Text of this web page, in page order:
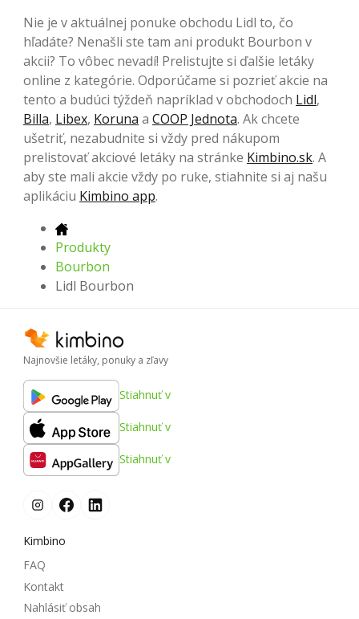
Nie je v aktuálnej ponuke obchodu Lidl to, čo
hľadáte? Nenašli ste tam ani produkt Bourbon v
akcii? To vôbec nevadí! Prelistujte si ďalšie letáky
online z kategórie. Odporúčame si pozrieť akcie na
tento a budúci týždeň napríklad v obchodoch Lidl,
Billa, Libex, Koruna a COOP Jednota. Ak chcete
ušetriť, nezabudnite si vždy pred nákupom
prelistovať akciové letáky na stránke Kimbino.sk. A
aby ste mali akcie vždy po ruke, stiahnite si aj našu
aplikáciu Kimbino app.
Produkty
Bourbon
Lidl Bourbon
Najnovšie letáky, ponuky a zľavy
Stiahnuť v
Stiahnuť v
Stiahnuť v
Kimbino
FAQ
Kontakt
Nahlásiť obsah